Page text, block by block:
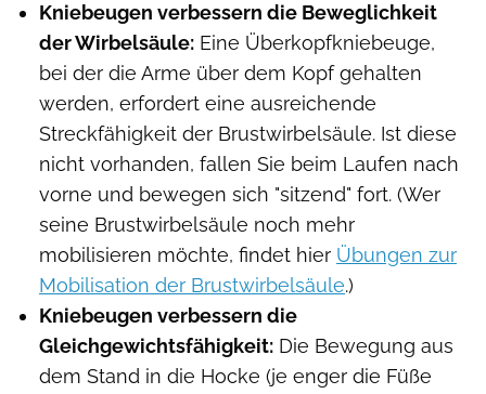
Kniebeugen verbessern die Beweglichkeit
der Wirbelsäule: Eine Überkopfkniebeuge,
bei der die Arme über dem Kopf gehalten
werden, erfordert eine ausreichende
Streckfähigkeit der Brustwirbelsäule. Ist diese
nicht vorhanden, fallen Sie beim Laufen nach
vorne und bewegen sich "sitzend" fort. (Wer
seine Brustwirbelsäule noch mehr
mobilisieren möchte, findet hier Übungen zur
Mobilisation der Brustwirbelsäule.)
Kniebeugen verbessern die
Gleichgewichtsfähigkeit: Die Bewegung aus
dem Stand in die Hocke (je enger die Füße